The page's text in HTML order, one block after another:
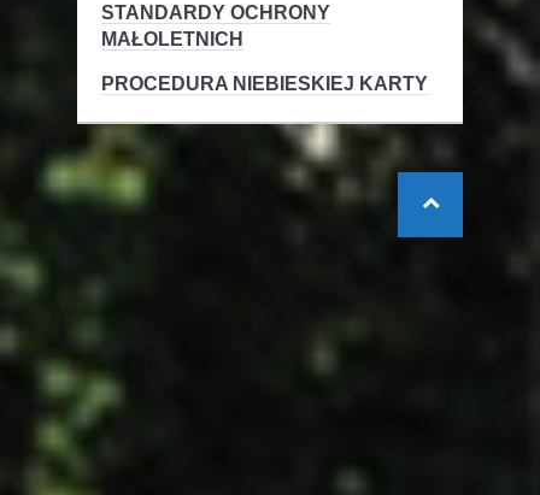
STANDARDY OCHRONY
MAŁOLETNICH
PROCEDURA NIEBIESKIEJ KARTY